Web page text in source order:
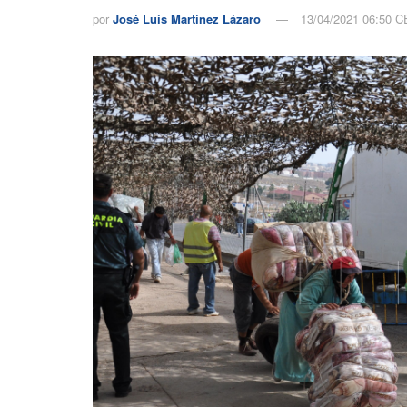
por José Luis Martínez Lázaro 13/04/2021 06:50